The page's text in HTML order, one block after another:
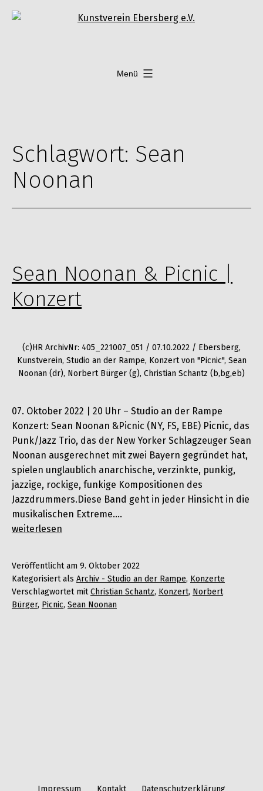
Inhalt
Menü
Schlagwort: Sean
Noonan
Sean Noonan & Picnic |
Konzert
(c)HR ArchivNr: 405_221007_051 / 07.10.2022 / Ebersberg,
Kunstverein, Studio an der Rampe, Konzert von "Picnic", Sean
Noonan (dr), Norbert Bürger (g), Christian Schantz (b,bg,eb)
07. Oktober 2022 | 20 Uhr – Studio an der Rampe
Konzert: Sean Noonan &Picnic (NY, FS, EBE) Picnic, das
Punk/Jazz Trio, das der New Yorker Schlagzeuger Sean
Noonan ausgerechnet mit zwei Bayern gegründet hat,
spielen unglaublich anarchische, verzinkte, punkig,
jazzige, rockige, funkige Kompositionen des
Jazzdrummers.Diese Band geht in jeder Hinsicht in die
musikalischen Extreme.…
Sean
Picnic
|
Konzert
weiterlesen
Veröffentlicht am 9. Oktober 2022
Kategorisiert als Archiv - Studio an der Rampe, Konzerte
Verschlagwortet mitChristian Schantz, Konzert, Norbert
Bürger, Picnic, Sean Noonan
Impressum Kontakt Datenschutzerklärung